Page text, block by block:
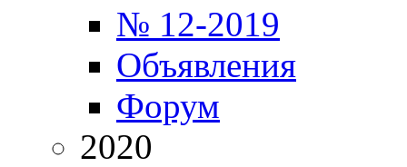
№ 12-2019
Объявления
Форум
2020